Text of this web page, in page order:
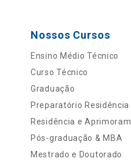
Nossos Cursos
Ensino Médio Técnico
Curso Técnico
Graduação
Preparatório Residência
Residência e
Pós-graduação & MBA
Mestrado e Doutorado